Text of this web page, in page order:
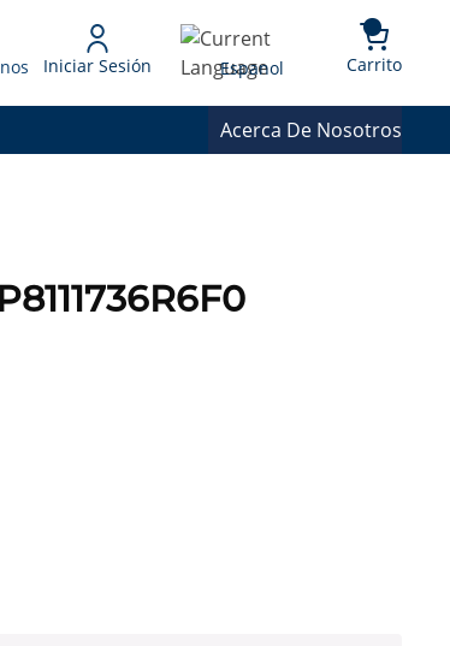
Iniciar Sesión Language
Espanol Carrito{0}
Acerca De Nosotros